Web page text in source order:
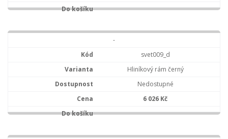
-
svet009_d
Hliníkový rám černý
Nedostupné
6 026 Kč